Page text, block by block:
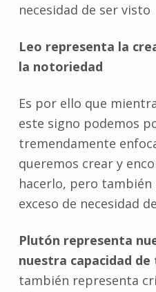
necesidad de ser visto
Leo representa la
la notoriedad
Es por ello que
este signo podemos
tremendamente
queremos crear y
hacerlo, pero
exceso de necesidad
Plutón representa
nuestra capacidad
también representa